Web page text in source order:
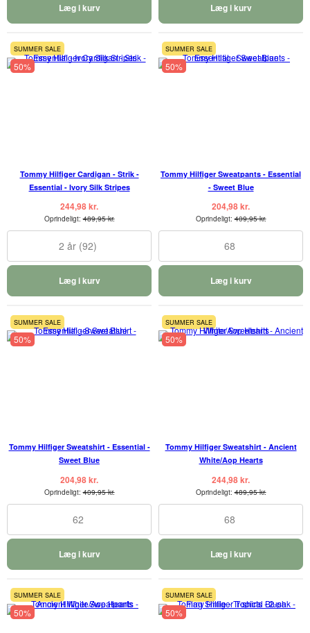
Læg i kurv Læg i kurv
SUMMER SALE
50%
Tommy Hilfiger Cardigan - Strik -
Essential - Ivory Silk Stripes
244,98 kr.
Oprindeligt:489,95 kr.
2 år (92)
Læg i kurv
SUMMER SALE
50%
Tommy Hilfiger Sweatpants - Essential
- Sweet Blue
204,98 kr.
Oprindeligt:409,95 kr.
68
Læg i kurv
SUMMER SALE
50%
Tommy Hilfiger Sweatshirt - Essential -
Sweet Blue
204,98 kr.
Oprindeligt:409,95 kr.
62
Læg i kurv
SUMMER SALE
50%
Tommy Hilfiger Sweatshirt - Ancient
White/Aop Hearts
244,98 kr.
Oprindeligt:489,95 kr.
68
Læg i kurv
SUMMER SALE
50%
SUMMER SALE
50%